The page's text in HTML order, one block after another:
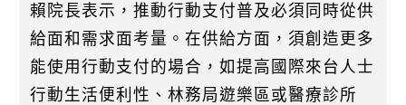
賴院長表示，推動行動支付普及必須同時從供
給面和需求面考量。在供給方面，須創造更多
能使用行動支付的場合，如提高國際來台人士
行動生活便利性、林務局遊樂區或醫療診所